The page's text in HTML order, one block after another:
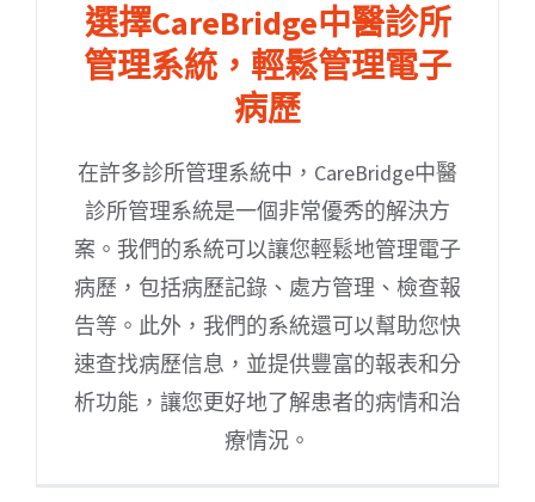
選擇CareBridge中醫診所
管理系統，輕鬆管理電子
病歷
在許多診所管理系統中，CareBridge中醫
診所管理系統是一個非常優秀的解決方
案。我們的系統可以讓您輕鬆地管理電子
病歷，包括病歷記錄、處方管理、檢查報
告等。此外，我們的系統還可以幫助您快
速查找病歷信息，並提供豐富的報表和分
析功能，讓您更好地了解患者的病情和治
療情況。